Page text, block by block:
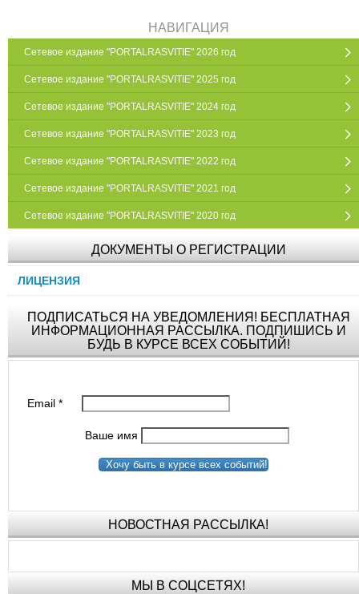
НАВИГАЦИЯ
Сетевое издание "PORTALRASVITIE" 2026 год
Сетевое издание "PORTALRASVITIE" 2025 год
Сетевое издание "PORTALRASVITIE" 2024 год
Сетевое издание "PORTALRASVITIE" 2023 год
Сетевое издание "PORTALRASVITIE" 2022 год
Сетевое издание "PORTALRASVITIE" 2021 год
Сетевое издание "PORTALRASVITIE" 2020 год
ДОКУМЕНТЫ О РЕГИСТРАЦИИ
ЛИЦЕНЗИЯ
ПОДПИСАТЬСЯ НА УВЕДОМЛЕНИЯ! БЕСПЛАТНАЯ
ИНФОРМАЦИОННАЯ РАССЫЛКА. ПОДПИШИСЬ И
БУДЬ В КУРСЕ ВСЕХ СОБЫТИЙ!
Email*
Ваше имя
Хочу быть в курсе всех событий!
НОВОСТНАЯ РАССЫЛКА!
МЫ В СОЦСЕТЯХ!